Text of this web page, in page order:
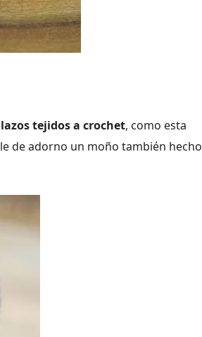
lazos tejidos a crochet, como esta
de adorno un moño también hecho